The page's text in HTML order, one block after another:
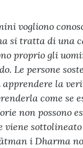
vogliono
si tratta di una
proprio gli
Le persone
la
come se
non possono
viene
tman i Dharma